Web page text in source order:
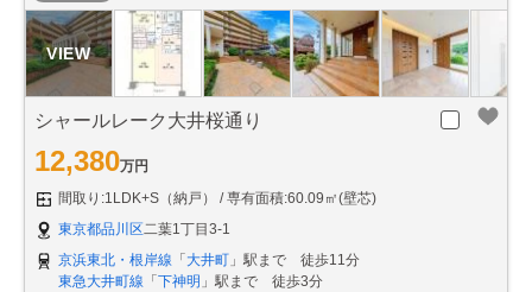
シャールレーク大井桜通り
12,380万円
間取り:1LDK+S（納戸）
専有面積:60.09㎡(壁芯)
東京都品川区二葉1丁目3-1
京浜東北・根岸線 「 大井町 」駅まで 徒歩11分
東急大井町線 「 下神明 」駅まで 徒歩3分